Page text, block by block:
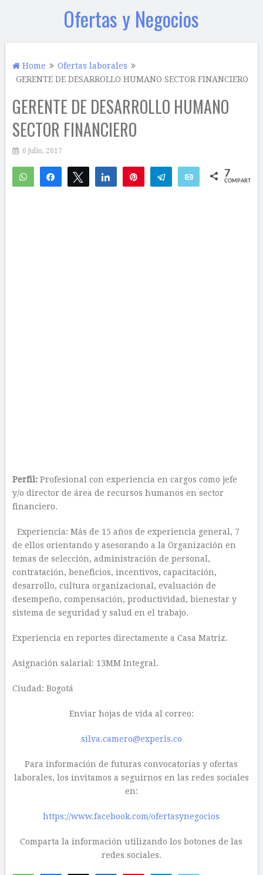
Ofertas y Negocios
Home
Ofertas laborales
GERENTE DE DESARROLLO HUMANO SECTOR FINANCIERO
GERENTE DE DESARROLLO HUMANO
SECTOR FINANCIERO
6 julio, 2017
WhatsAppCompartirTwittear Compartir Telegram Email 7
COMPARTIR
Perfil: Profesional con experiencia en cargos como jefe
y/o director de área de recursos humanos en sector
financiero.
Experiencia: Más de 15 años de experiencia general, 7
de ellos orientando y asesorando a la Organización en
temas de selección, administración de personal,
contratación, beneficios, incentivos, capacitación,
desarrollo, cultura organizacional, evaluación de
desempeño, compensación, productividad, bienestar y
sistema de seguridad y salud en el trabajo.
Experiencia en reportes directamente a Casa Matriz.
Asignación salarial: 13MM Integral.
Ciudad: Bogotá
Enviar hojas de vida al correo:
silva.camero@experis.co
Para información de futuras convocatorias y ofertas
laborales, los invitamos a seguirnos en las redes sociales
en:
https://www.facebook.com/ofertasynegocios
Comparta la información utilizando los botones de las
redes sociales.